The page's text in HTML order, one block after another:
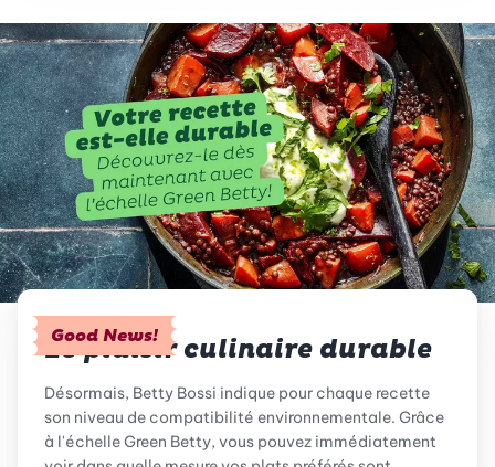
Good News!
Le plaisir culinaire durable
Désormais, Betty Bossi indique pour chaque recette
son niveau de compatibilité environnementale. Grâce
à l'échelle Green Betty, vous pouvez immédiatement